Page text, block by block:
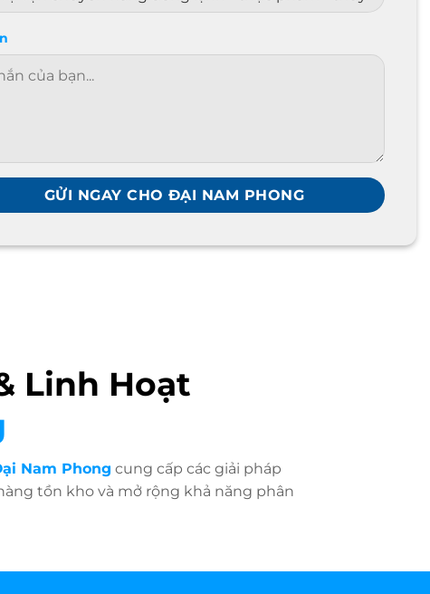
GỬI NGAY CHO ĐẠI NAM PHONG
Linh Hoạt
Nam Phong cung cấp các giải pháp
tồn kho và mở rộng khả năng phân